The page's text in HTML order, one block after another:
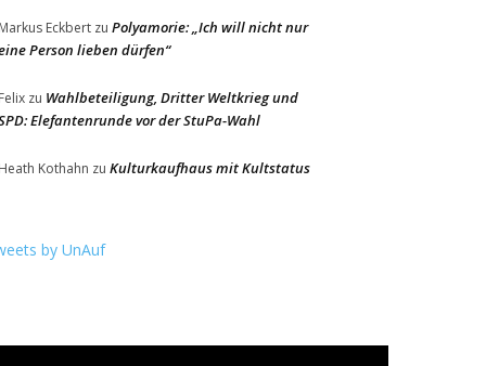
Markus Eckbert zu Polyamorie: „Ich will nicht nur
Person lieben dürfen“
Felix zu Wahlbeteiligung, Dritter Weltkrieg und
Elefantenrunde vor der StuPa-Wahl
Heath Kothahn zu Kulturkaufhaus mit Kultstatus
by UnAuf